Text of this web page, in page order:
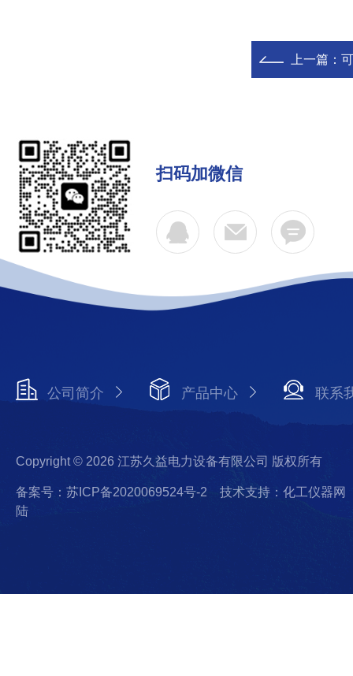
上一篇：
扫码加微信
公司简介 产品中心 联系
Copyright © 2026 江苏久益电力设备有限公司 版权所有
备案号：苏ICP备2020069524号-2
技术支持：化工仪器网
陆